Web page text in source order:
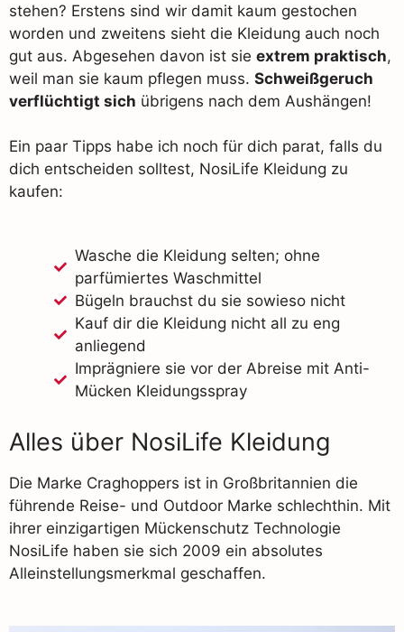
stehen? Erstens sind wir damit kaum gestochen
worden und zweitens sieht die Kleidung auch noch
gut aus. Abgesehen davon ist sie extrem praktisch,
weil man sie kaum pflegen muss. Schweißgeruch
verflüchtigt sich übrigens nach dem Aushängen!
Ein paar Tipps habe ich noch für dich parat, falls du
dich entscheiden solltest, NosiLife Kleidung zu
kaufen:
Wasche die Kleidung selten; ohne
parfümiertes Waschmittel
Bügeln brauchst du sie sowieso nicht
Kauf dir die Kleidung nicht all zu eng
anliegend
Imprägniere sie vor der Abreise mit Anti-
Mücken Kleidungsspray
Alles über NosiLife Kleidung
Die Marke Craghoppers ist in Großbritannien die
führende Reise- und Outdoor Marke schlechthin. Mit
ihrer einzigartigen Mückenschutz Technologie
NosiLife haben sie sich 2009 ein absolutes
Alleinstellungsmerkmal geschaffen.